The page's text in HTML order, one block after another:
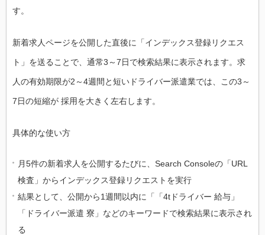
す。
新着求人ページを公開した直後に「インデックス登録リクエス
ト」を送ることで、通常3～7日で検索結果に表示されます。求
人の有効期限が2～4週間と短いドライバー派遣業では、この3～
7日の短縮が 採用を大きく左右します。
具体的な使い方
月5件の新着求人を公開するたびに、Search Consoleの「URL
検査」からインデックス登録リクエストを実行
結果として、公開から1週間以内に「「4tドライバー 給与」
「ドライバー派遣 寮」などのキーワードで検索結果に表示され
る